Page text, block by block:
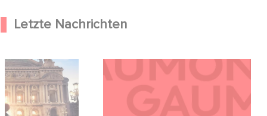
Letzte Nachrichten
Hero kündigen
Ballerina - Gib
auf an